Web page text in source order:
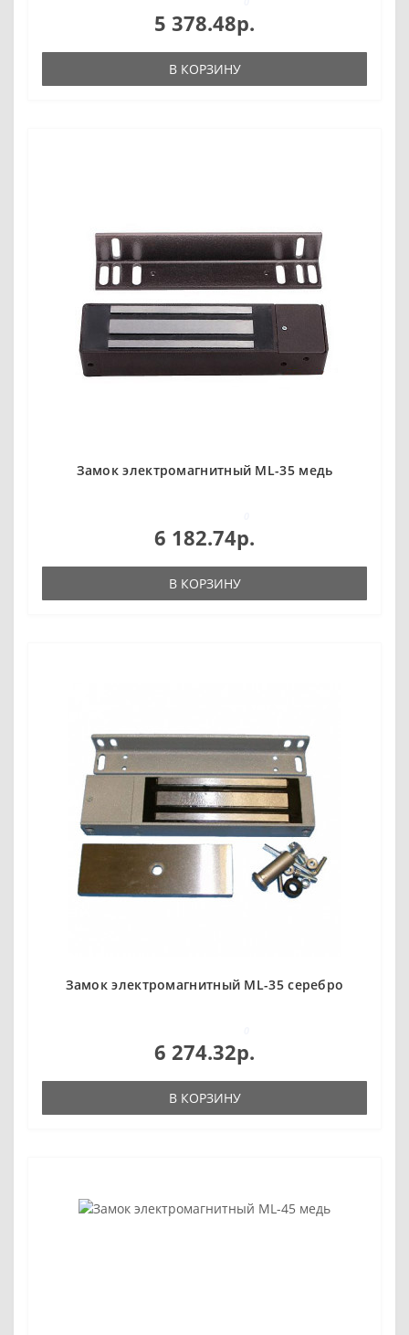
5 378.48р.
В КОРЗИНУ
Замок электромагнитный ML-35 медь
6 182.74р.
В КОРЗИНУ
Замок электромагнитный ML-35 серебро
6 274.32р.
В КОРЗИНУ